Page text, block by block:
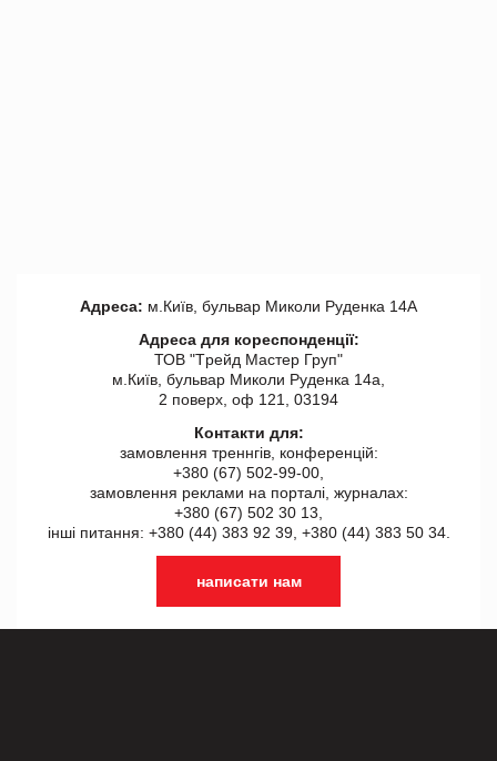
Адреса: м.Київ, бульвар Миколи Руденка 14А
Адреса для кореспонденції:
ТОВ "Tрейд Мастер Груп"
м.Київ, бульвар Миколи Руденка 14а,
2 поверх, оф 121, 03194
Контакти для:
замовлення треннгів, конференцій:
+380 (67) 502-99-00,
замовлення реклами на порталі, журналах:
+380 (67) 502 30 13,
інші питання: +380 (44) 383 92 39, +380 (44) 383 50 34.
написати нам